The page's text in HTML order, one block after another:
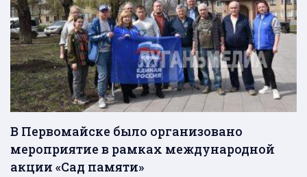
В Первомайске было организовано
мероприятие в рамках международной
акции «Сад памяти»